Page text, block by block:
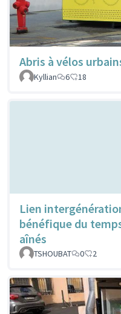
Abris à vélos
Kyllian
6 18
Lien
bénéfique du
aînés
TSHOUBAT 0 2